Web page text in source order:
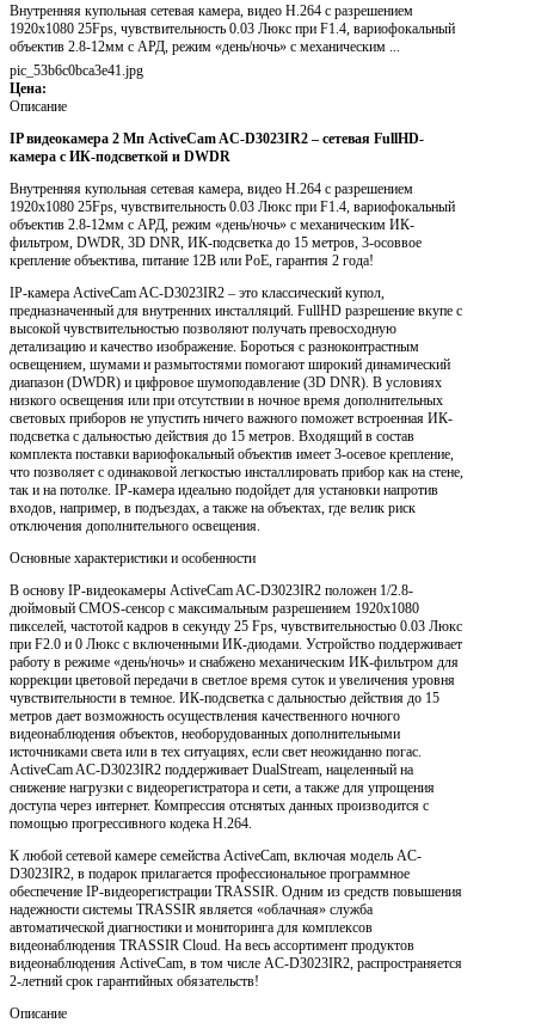
Внутренняя купольная сетевая камера, видео H.264 с разрешением
1920x1080 25Fps, чувствительность 0.03 Люкс при F1.4, вариофокальный
объектив 2.8-12мм с АРД, режим «день/ночь» с механическим ...
pic_53b6c0bca3e41.jpg
Цена:
Описание
IP видеокамера 2 Mп ActiveCam AC-D3023IR2 – сетевая FullHD-
камера с ИК-подсветкой и DWDR
Внутренняя купольная сетевая камера, видео H.264 с разрешением
1920x1080 25Fps, чувствительность 0.03 Люкс при F1.4, вариофокальный
объектив 2.8-12мм с АРД, режим «день/ночь» с механическим ИК-
фильтром, DWDR, 3D DNR, ИК-подсветка до 15 метров, 3-осоввое
крепление объектива, питание 12В или PoE, гарантия 2 года!
IP-камера ActiveCam AC-D3023IR2 – это классический купол,
предназначенный для внутренних инсталляций. FullHD разрешение вкупе с
высокой чувствительностью позволяют получать превосходную
детализацию и качество изображение. Бороться с разноконтрастным
освещением, шумами и размытостями помогают широкий динамический
диапазон (DWDR) и цифровое шумоподавление (3D DNR). В условиях
низкого освещения или при отсутствии в ночное время дополнительных
световых приборов не упустить ничего важного поможет встроенная ИК-
подсветка с дальностью действия до 15 метров. Входящий в состав
комплекта поставки вариофокальный объектив имеет 3-осевое крепление,
что позволяет с одинаковой легкостью инсталлировать прибор как на стене,
так и на потолке. IP-камера идеально подойдет для установки напротив
входов, например, в подъездах, а также на объектах, где велик риск
отключения дополнительного освещения.
Основные характеристики и особенности
В основу IP-видеокамеры ActiveCam AC-D3023IR2 положен 1/2.8-
дюймовый CMOS-сенсор с максимальным разрешением 1920x1080
пикселей, частотой кадров в секунду 25 Fps, чувствительностью 0.03 Люкс
при F2.0 и 0 Люкс с включенными ИК-диодами. Устройство поддерживает
работу в режиме «день/ночь» и снабжено механическим ИК-фильтром для
коррекции цветовой передачи в светлое время суток и увеличения уровня
чувствительности в темное. ИК-подсветка с дальностью действия до 15
метров дает возможность осуществления качественного ночного
видеонаблюдения объектов, необорудованных дополнительными
источниками света или в тех ситуациях, если свет неожиданно погас.
ActiveCam AC-D3023IR2 поддерживает DualStream, нацеленный на
снижение нагрузки с видеорегистратора и сети, а также для упрощения
доступа через интернет. Компрессия отснятых данных производится с
помощью прогрессивного кодека H.264.
К любой сетевой камере семейства ActiveCam, включая модель AC-
D3023IR2, в подарок прилагается профессиональное программное
обеспечение IP-видеорегистрации TRASSIR. Одним из средств повышения
надежности системы TRASSIR является «облачная» служба
автоматической диагностики и мониторинга для комплексов
видеонаблюдения TRASSIR Cloud. На весь ассортимент продуктов
видеонаблюдения ActiveCam, в том числе AC-D3023IR2, распространяется
2-летний срок гарантийных обязательств!
Описание